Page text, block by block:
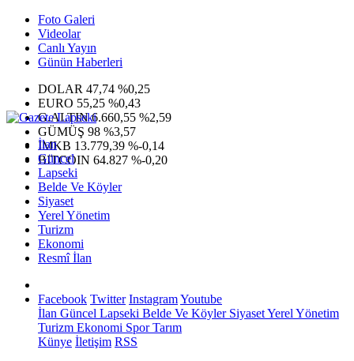
Foto Galeri
Videolar
Canlı Yayın
Günün Haberleri
DOLAR 47,74 %0,25
EURO 55,25 %0,43
G.ALTIN6.660,55 %2,59
GÜMÜŞ 98 %3,57
IMKB 13.779,39 %-0,14
BITCOIN 64.827 %-0,20
İlan
Güncel
Lapseki
Belde Ve Köyler
Siyaset
Yerel Yönetim
Turizm
Ekonomi
Resmî İlan
Facebook Twitter InstagramYoutube
İlan Güncel Lapseki Belde Ve KöylerSiyasetYerel Yönetim
Turizm Ekonomi SporTarım
Künye İletişim RSS